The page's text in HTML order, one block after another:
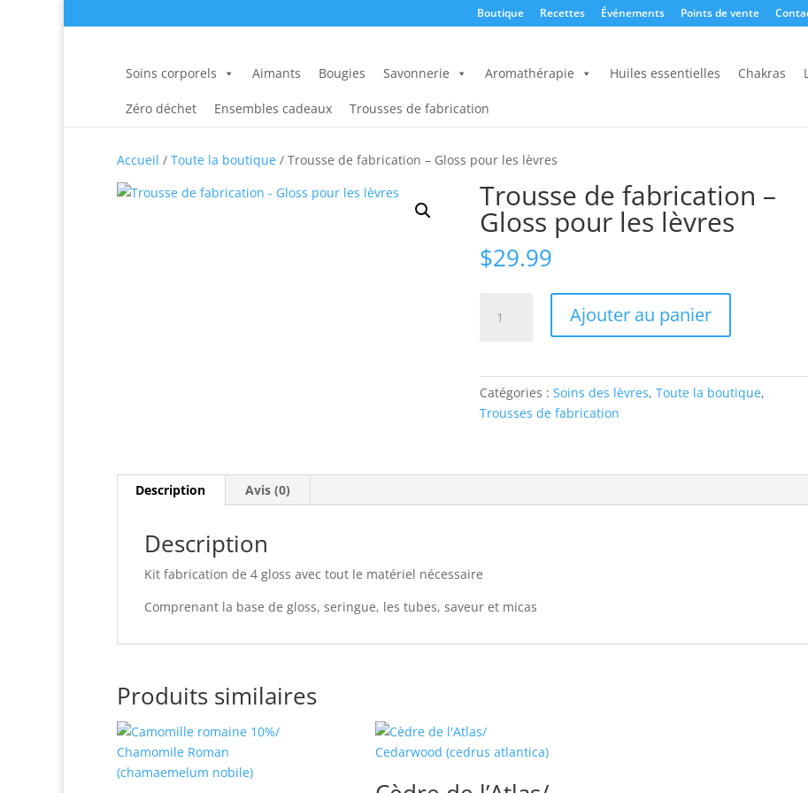
Boutique Recettes Événements Points de vente
Soins corporels Aimants Bougies Savonnerie Aromathérapie Huiles essentielles Chakras
Zéro déchet Ensembles cadeaux Trousses de fabrication
Accueil / Toute la boutique / Trousse de fabrication – Gloss pour les lèvres
Trousse de fabrication –
Gloss pour les lèvres
$29.99
fabrication
Ajouter au panier
Catégories : Soins des lèvres, Toute la boutique,
Trousses de fabrication
Description Avis (0)
Description
Kit fabrication de 4 gloss avec tout le matériel nécessaire
Comprenant la base de gloss, seringue, les tubes, saveur et micas
Produits similaires